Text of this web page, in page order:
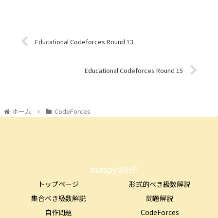
Educational Codeforces Round 13
Educational Codeforces Round 15
ホーム CodeForces
maspyのHP
トップページ
形式的べき級数解説
集合べき級数解説
問題解説
自作問題
CodeForces